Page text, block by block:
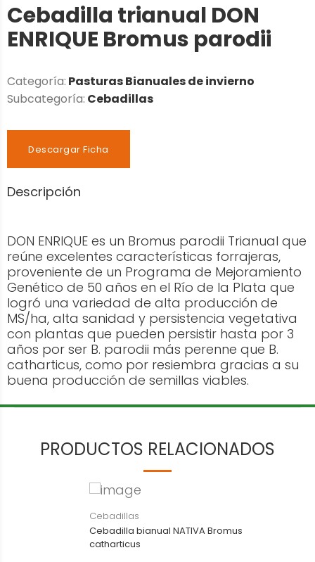
Cebadilla trianual DON
ENRIQUE Bromus parodii
Categoría: Pasturas Bianuales de invierno
Subcategoría: Cebadillas
Descargar Ficha
Descripción
DON ENRIQUE es un Bromus parodii Trianual que
reúne excelentes características forrajeras,
proveniente de un Programa de Mejoramiento
Genético de 50 años en el Río de la Plata que
logró una variedad de alta producción de
MS/ha, alta sanidad y persistencia vegetativa
con plantas que pueden persistir hasta por 3
años por ser B. parodii más perenne que B.
catharticus, como por resiembra gracias a su
buena producción de semillas viables.
PRODUCTOS RELACIONADOS
Cebadillas
Cebadilla bianual NATIVA Bromus
catharticus